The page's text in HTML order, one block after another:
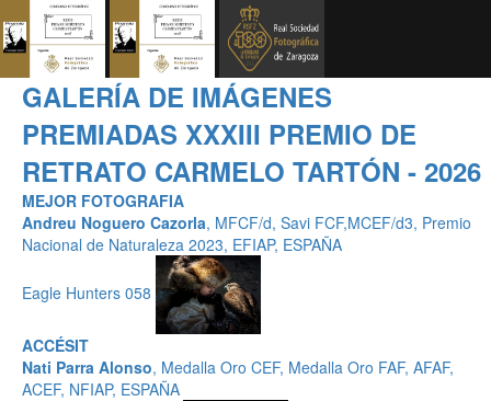
GALERÍA DE IMÁGENES
PREMIADAS XXXIII PREMIO DE
RETRATO CARMELO TARTÓN - 2026
MEJOR FOTOGRAFIA
Andreu Noguero Cazorla, MFCF/d, Savi FCF,MCEF/d3, Premio
Nacional de Naturaleza 2023, EFIAP, ESPAÑA
Eagle Hunters 058
ACCÉSIT
Nati Parra Alonso, Medalla Oro CEF, Medalla Oro FAF, AFAF,
ACEF, NFIAP, ESPAÑA